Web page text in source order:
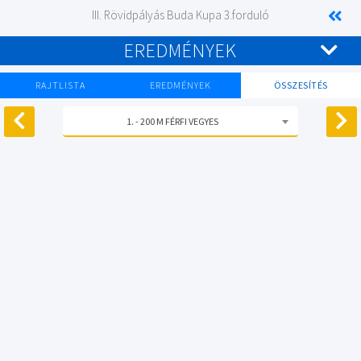
III. Rövidpályás Buda Kupa 3.forduló
EREDMÉNYEK
RAJTLISTA EREDMÉNYEK ÖSSZESÍTÉS
1. - 200 M FÉRFI VEGYES